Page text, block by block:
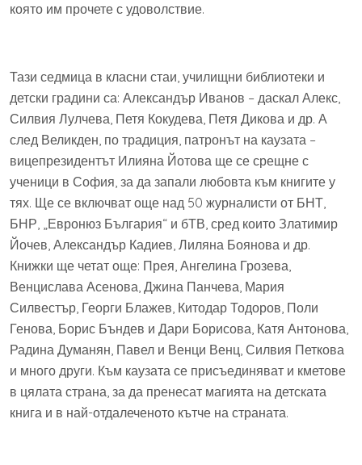
която им прочете с удоволствие.
Тази седмица в класни стаи, училищни библиотеки и
детски градини са: Александър Иванов – даскал Алекс,
Силвия Лулчева, Петя Кокудева, Петя Дикова и др. А
след Великден, по традиция, патронът на каузата –
вицепрезидентът Илияна Йотова ще се срещне с
ученици в София, за да запали любовта към книгите у
тях. Ще се включват още над 50 журналисти от БНТ,
БНР, „Евронюз България“ и бТВ, сред които Златимир
Йочев, Александър Кадиев, Лиляна Боянова и др.
Книжки ще четат още: Прея, Ангелина Грозева,
Венцислава Асенова, Джина Панчева, Мария
Силвестър, Георги Блажев, Китодар Тодоров, Поли
Генова, Борис Бъндев и Дари Борисова, Катя Антонова,
Радина Думанян, Павел и Венци Венц, Силвия Петкова
и много други. Към каузата се присъединяват и кметове
в цялата страна, за да пренесат магията на детската
книга и в най-отдалеченото кътче на страната.